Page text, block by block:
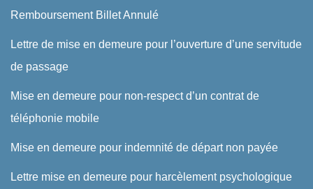
Remboursement Billet Annulé
Lettre de mise en demeure pour l’ouverture d’une servitude
de passage
Mise en demeure pour non-respect d’un contrat de
téléphonie mobile
Mise en demeure pour indemnité de départ non payée
Lettre mise en demeure pour harcèlement psychologique